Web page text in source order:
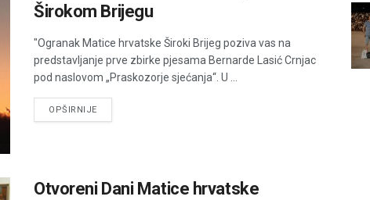
Širokom Brijegu
"Ogranak Matice hrvatske Široki Brijeg poziva vas na
predstavljanje prve zbirke pjesama Bernarde Lasić Crnjac
pod naslovom „Praskozorje sjećanja“. U ...
OPŠIRNIJEDETAILS
Otvoreni Dani Matice hrvatske